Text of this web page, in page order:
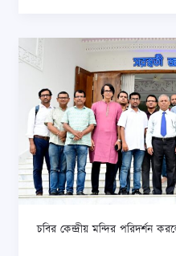
চবির কেন্দ্রীয় মন্দির পরিদর্শন
চবির
কেন্দ্রীয়
মন্দির
পরিদর্শন
করলেন
নবনিযুক্ত
উপাচার্য